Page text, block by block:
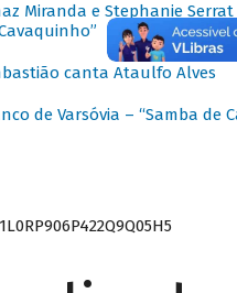
Miranda e Stephanie Serrat
canta Ataulfo Alves
de Varsóvia – “Samba de